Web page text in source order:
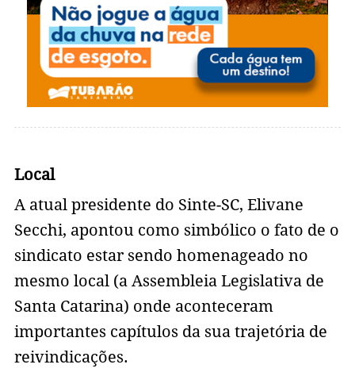
Local
A atual presidente do Sinte-SC, Elivane
Secchi, apontou como simbólico o fato de o
sindicato estar sendo homenageado no
mesmo local (a Assembleia Legislativa de
Santa Catarina) onde aconteceram
importantes capítulos da sua trajetória de
reivindicações.